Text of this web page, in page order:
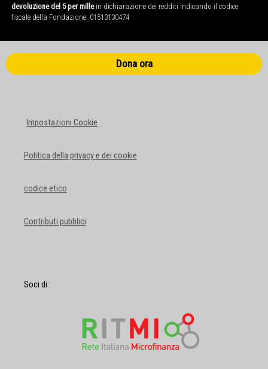
devoluzione del 5 per millein dichiarazione dei redditi indicando il codice
fiscale della Fondazione: 01513130474
Dona ora
Impostazioni Cookie
Politica della privacy e dei cookie
codice etico
Contributi pubblici
Soci di: